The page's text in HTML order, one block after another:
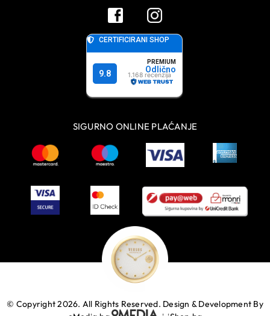
SIGURNO ONLINE PLAĆANJE
© Copyright 2026. All Rights Reserved. Design & Development By